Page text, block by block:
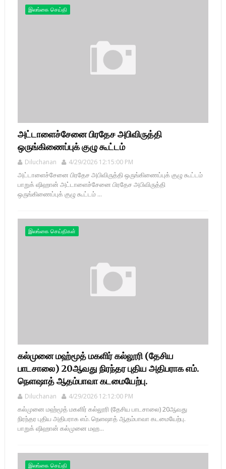
இலங்கை செய்தி
அட்டாளைச்சேனை பிரதேச அபிவிருத்தி
ஒருங்கிணைப்புக் குழு கூட்டம்
Diluchanan 4/29/2026 12:15:00 PM
அட்டாளைச்சேனை பிரதேச அபிவிருத்தி ஒருங்கிணைப்புக் குழு கூட்டம்
பாறுக் ஷிஹான் அட்டாளைச்சேனை பிரதேச அபிவிருத்தி
ஒருங்கிணைப்புக் குழு கூட்டம் ...
இலங்கை செய்திகள்
கல்முனை மஹ்மூத் மகளிர் கல்லூரி (தேசிய
பாடசாலை) 20ஆவது நிரந்தர புதிய அதிபராக எம்.
நெளஷாத் ஆதம்பாவா கடமையேற்பு.
Diluchanan 4/29/2026 12:12:00 PM
கல்முனை மஹ்மூத் மகளிர் கல்லூரி (தேசிய பாடசாலை) 20ஆவது
நிரந்தர புதிய அதிபராக எம். நெளஷாத் ஆதம்பாவா கடமையேற்பு.
பாறுக் ஷிஹான் கல்முனை மஹ...
இலங்கை செய்தி